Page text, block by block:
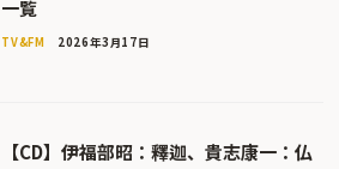
一覧
TV&FM 2026年3月17日
【CD】伊福部昭：釋迦、貴志康一：仏